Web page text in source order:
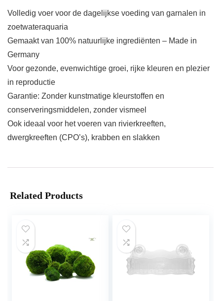
Volledig voer voor de dagelijkse voeding van garnalen in
zoetwateraquaria
Gemaakt van 100% natuurlijke ingrediënten – Made in
Germany
Voor gezonde, evenwichtige groei, rijke kleuren en plezier
in reproductie
Garantie: Zonder kunstmatige kleurstoffen en
conserveringsmiddelen, zonder vismeel
Ook ideaal voor het voeren van rivierkreeften,
dwergkreeften (CPO’s), krabben en slakken
Related Products